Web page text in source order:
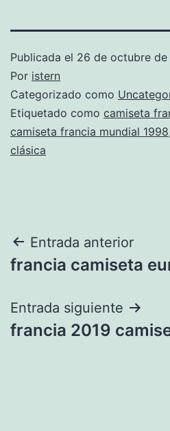
Publicada el 26 de octubre
Por istern
Categorizado como
Etiquetado como camiseta
camiseta francia mundial 1998,
clásica
Navegación
de
entradas
Entrada anterior
francia camiseta
Entrada siguiente
francia 2019